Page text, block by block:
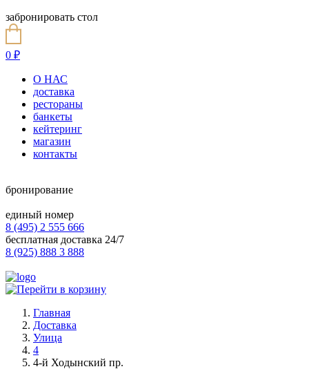
забронировать стол
0 ₽
О НАС
доставка
рестораны
банкеты
кейтеринг
магазин
контакты
бронирование
единый номер
8 (495) 2 555 666
бесплатная доставка 24/7
8 (925) 888 3 888
Главная
Доставка
Улица
4
4-й Ходынский пр.